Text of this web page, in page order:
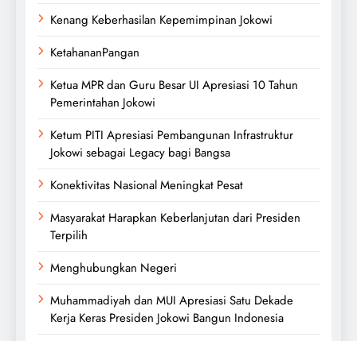
Kenang Keberhasilan Kepemimpinan Jokowi
KetahananPangan
Ketua MPR dan Guru Besar UI Apresiasi 10 Tahun
Pemerintahan Jokowi
Ketum PITI Apresiasi Pembangunan Infrastruktur
Jokowi sebagai Legacy bagi Bangsa
Konektivitas Nasional Meningkat Pesat
Masyarakat Harapkan Keberlanjutan dari Presiden
Terpilih
Menghubungkan Negeri
Muhammadiyah dan MUI Apresiasi Satu Dekade
Kerja Keras Presiden Jokowi Bangun Indonesia